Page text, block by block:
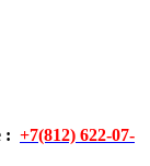
: +7(812) 622-07-